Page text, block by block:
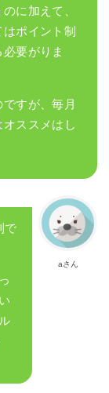
に加えて、
ポイント制
要がりま
すが、毎月
ススメはし
aさん
で